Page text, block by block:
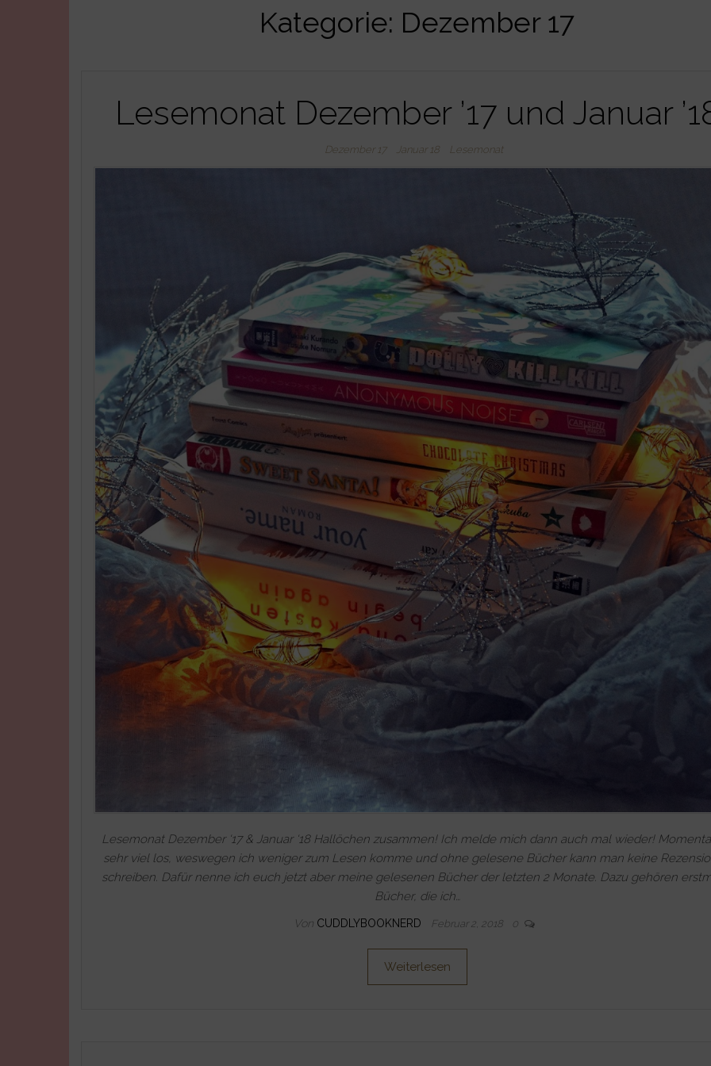
Kategorie: Dezember 17
Lesemonat Dezember ’17 und Januar
Dezember 17 Januar 18 Lesemonat
Lesemonat Dezember ‘17 & Januar ‘18 Hallöchen zusammen! Ich melde mich dann auch mal wieder!
sehr viel los, weswegen ich weniger zum Lesen komme und ohne gelesene Bücher kann man keine
schreiben. Dafür nenne ich euch jetzt aber meine gelesenen Bücher der letzten 2 Monate. Dazu gehören
Bücher, die ich…
Von CUDDLYBOOKNERD Februar 2, 2018 0
Weiterlesen